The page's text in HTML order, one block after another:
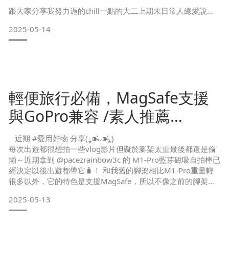
跟大家分享我努力過的chill一點的大二上期末日常人總愛說累
可是我每天看到的狗都吃飽睡 睡飽吃⋯這次分享了一些讀書喜
紙膜了😭🫶🏻( 在 @pacezrainbow3c 買的 paperlike2.1) 剪出
來的第二部mini vlog
2025-05-14
輕便旅行必備，MagSafe支援
與GoPro兼容 /素人推薦
M1_PRO藍牙磁吸自拍棒
近期 #愛用好物 分享(⁎⁍̴̛ᴗ⁍̴̛⁎)
每次出遊都很想拍一些vlog影片但礙於腳架太重最後都還是偷
懶～近期拿到 @pacezrainbow3c 的 M1-Pro藍芽磁吸自拍棒已
經決定以後出遊都帶它🧳！ 和我舊的腳架相比M1-Pro重量輕
很多以外，它的特色是支援MagSafe，所以不像之前的腳架固
GoPro(大勝🉐）,就算手機沒有支援MagSafe也能加購磁吸手機
架，無論MagSafe或手機夾都支援螢幕180°隨心轉換～小小一
2025-05-13